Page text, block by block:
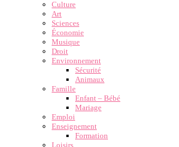
Culture
Art
Sciences
Économie
Musique
Droit
Environnement
Sécurité
Animaux
Famille
Enfant – Bébé
Mariage
Emploi
Enseignement
Formation
Loisirs